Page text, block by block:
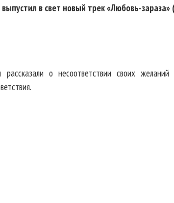
в свет новый трек «Любовь-
о несоответствии своих